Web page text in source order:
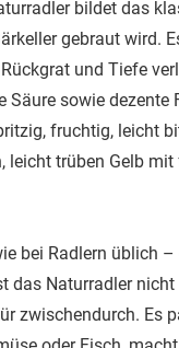
bildet das
gebraut wird.
und Tiefe
Säure sowie
fruchtig, leicht
leicht trüben Gelb
bei Radlern üblich
das Naturradler
zwischendurch. Es